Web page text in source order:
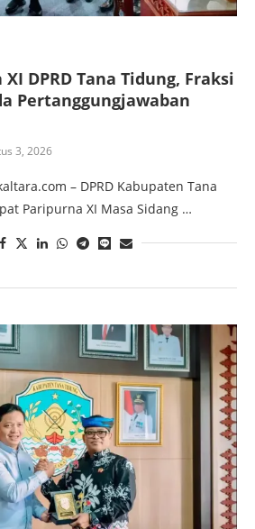
DPRD Tana Tidung, Fraksi
Pertanggungjawaban
3, 2026
– DPRD Kabupaten Tana
Paripurna XI Masa Sidang …